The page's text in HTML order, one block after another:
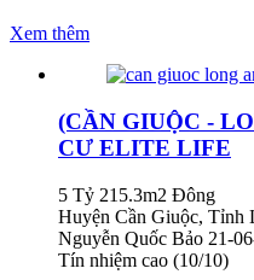
Xem thêm
(CẦN GIUỘC -
CƯ ELITE LIFE
5 Tỷ 215.3m2 Đông
Huyện Cần Giuộc, Tỉnh
Nguyễn Quốc Bảo 21-
Tín nhiệm cao (10/10)